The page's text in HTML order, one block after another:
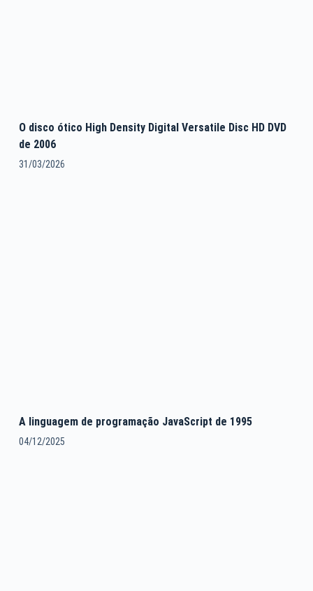
O disco ótico High Density Digital Versatile Disc HD DVD
de 2006
31/03/2026
A linguagem de programação JavaScript de 1995
04/12/2025